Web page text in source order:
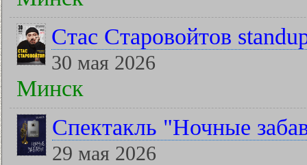
Стас Старовойтов
30 мая 2026
Минск
Спектакль "Ночные
29 мая 2026